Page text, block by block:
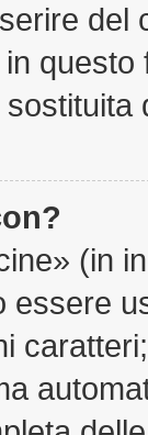
(in
essere